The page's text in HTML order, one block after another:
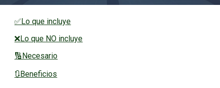
✅Lo que incluye
❌Lo que NO incluye
🔢Necesario
🔃Beneficios